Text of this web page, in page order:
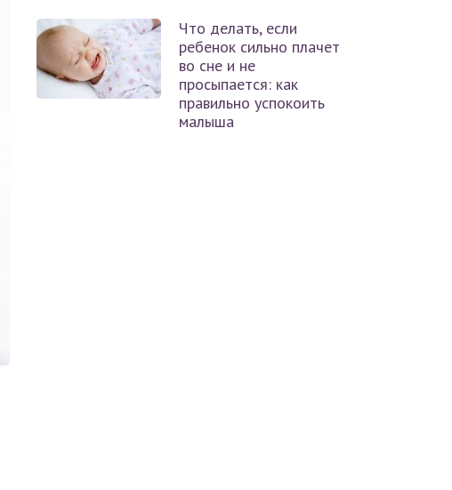
Что делать, если
ребенок сильно плачет
во сне и не
просыпается: как
правильно успокоить
малыша